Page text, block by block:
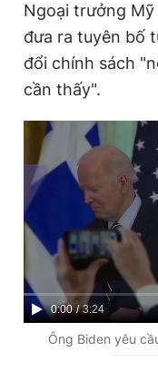
Đọc Thanh Niên
Theo dõi báo trên
Hotline
0906 645 777
Đặt báo Quảng cáo
Tổng biên tập: Nguyễn
Phó tổng biên tập
Phó tổng biên tập:
Phó tổng biên tập:
Ngoại trưởng
đưa ra tuyên bố
đổi chính sách
cần thấy".
C
u
0:00 / D
u
3:24
Ông Biden yêu